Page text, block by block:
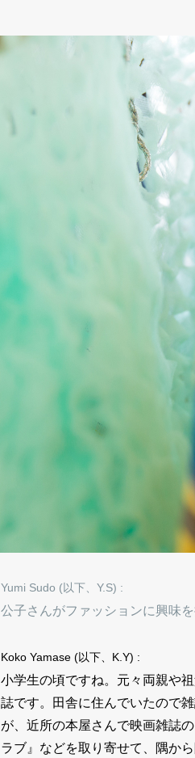
Yumi Sudo (以下、Y.S) :
公子さんがファッションに興味
Koko Yamase (以下、K.Y) :
小学生の頃ですね。元々両親や
誌です。田舎に住んでいたので
が、近所の本屋さんで映画雑誌
ラブ』などを取り寄せて、隅か